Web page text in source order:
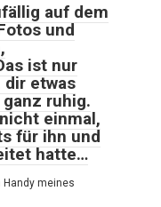
auf dem
und
ist nur
dir etwas
ruhig.
einmal,
für ihn und
hatte…
meines